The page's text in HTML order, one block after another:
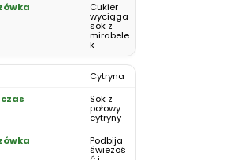
Cukier
wyciąga
sok z
mirabele
k
Cytryna
Sok z
połowy
cytryny
Podbija
świeżoś